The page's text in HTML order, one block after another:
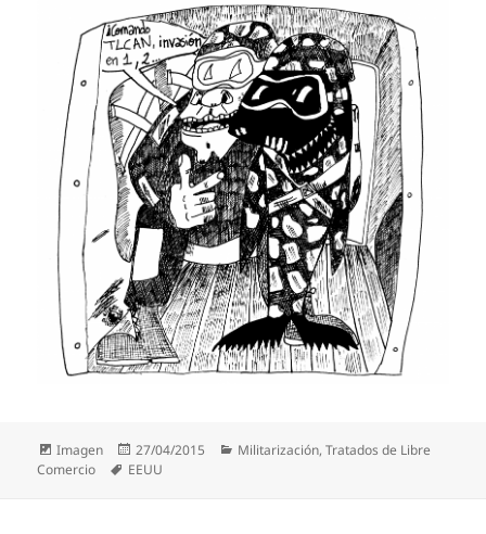
Formato
Imagen
Publicado
el
27/04/2015 Categorías
Militarización,Tratados de Libre
Comercio
Etiquetas
EEUU